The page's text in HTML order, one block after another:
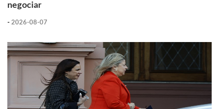
negociar
- 2026-08-07